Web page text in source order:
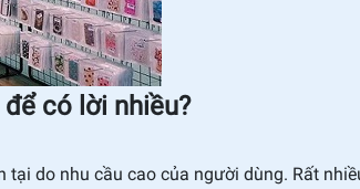
có lời nhiều?
do nhu cầu cao của người dùng. Rất